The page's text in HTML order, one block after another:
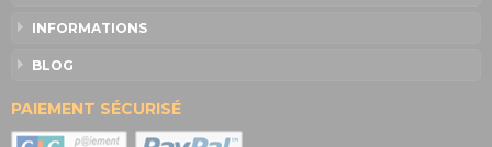
INFORMATIONS
BLOG
PAIEMENT SÉCURISÉ